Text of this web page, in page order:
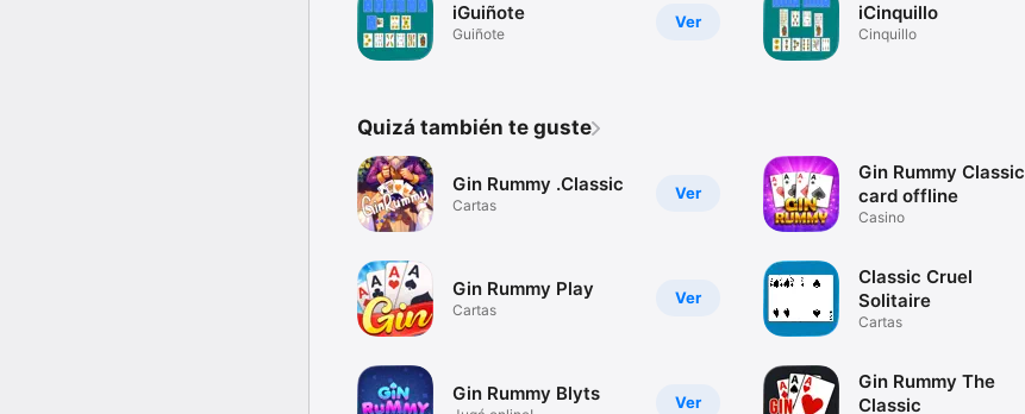
Ver
iGuiñote
Guiñote
iCinquillo
Cinquillo
Quizá también te guste
Ver
Gin Rummy .Classic
Cartas
Ver
Gin Rummy Play
Cartas
Ver
Gin Rummy Blyts
Gin Rummy Classic
card offline
Casino
Classic Cruel
Solitaire
Cartas
Gin Rummy The
Classic